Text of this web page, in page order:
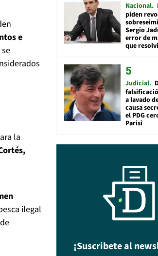
e
la
ilegal
Nacional
piden
Sergio
error de
que
Judicial
a lavado
causa
el PDG
Parisi
¡Suscribete al